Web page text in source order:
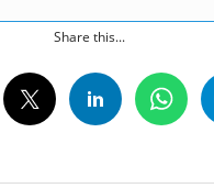
Share this...